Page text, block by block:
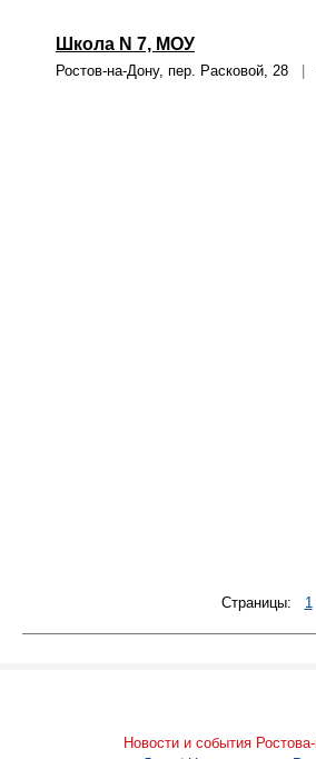
Школа N 7, МОУ
Ростов-на-Дону, пер. Расковой, 28
Страницы: 1
Новости и события